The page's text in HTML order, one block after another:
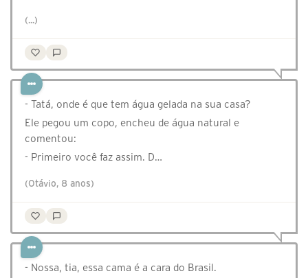
(...)
- Tatá, onde é que tem água gelada na sua casa?
Ele pegou um copo, encheu de água natural e
comentou:
- Primeiro você faz assim. D…
(Otávio, 8 anos)
- Nossa, tia, essa cama é a cara do Brasil.